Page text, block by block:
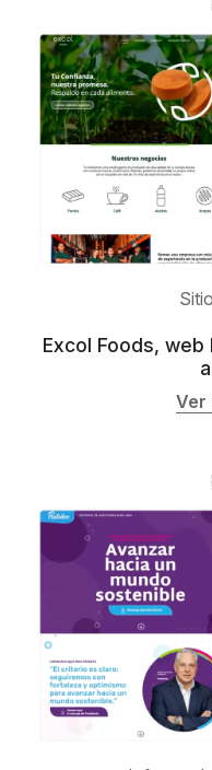
Excol Foods,
Ver